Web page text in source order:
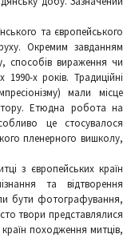
та європейського
Окремим завданням
способів вираження чи
х років. Традиційні
мали місце
Етюдна робота на
це стосувалося
пленерного вишколу,
з європейських країн
та відтворення
бути фотографування,
твори представлялися
країн походження митців,